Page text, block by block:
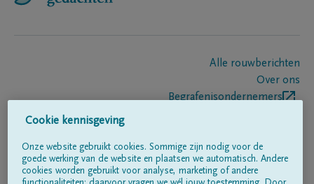
Alle rouwberichten
Over ons
Begrafenisondernemers
Volg ons op
Cookie kennisgeving
Onze website gebruikt cookies. Sommige zijn nodig voor de
goede werking van de website en plaatsen we automatisch. Andere
cookies worden gebruikt voor analyse, marketing of andere